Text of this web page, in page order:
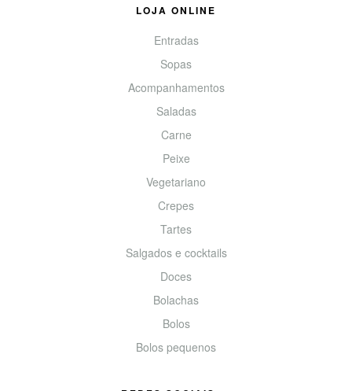
LOJA ONLINE
Entradas
Sopas
Acompanhamentos
Saladas
Carne
Peixe
Vegetariano
Crepes
Tartes
Salgados e cocktails
Doces
Bolachas
Bolos
Bolos pequenos